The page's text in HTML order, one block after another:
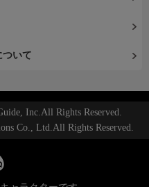
ついて
Inc.All Rights Reserved.
Co., Ltd.All Rights Reserved.